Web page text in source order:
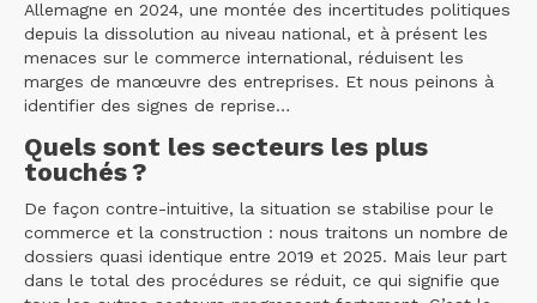
Allemagne en 2024, une montée des incertitudes politiques
depuis la dissolution au niveau national, et à présent les
menaces sur le commerce international, réduisent les
marges de manœuvre des entreprises. Et nous peinons à
identifier des signes de reprise…
Quels sont les secteurs les plus
touchés ?
De façon contre-intuitive, la situation se stabilise pour le
commerce et la construction : nous traitons un nombre de
dossiers quasi identique entre 2019 et 2025. Mais leur part
dans le total des procédures se réduit, ce qui signifie que